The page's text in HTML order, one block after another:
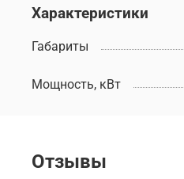
Характеристики
Габариты
Мощность, кВт
Отзывы